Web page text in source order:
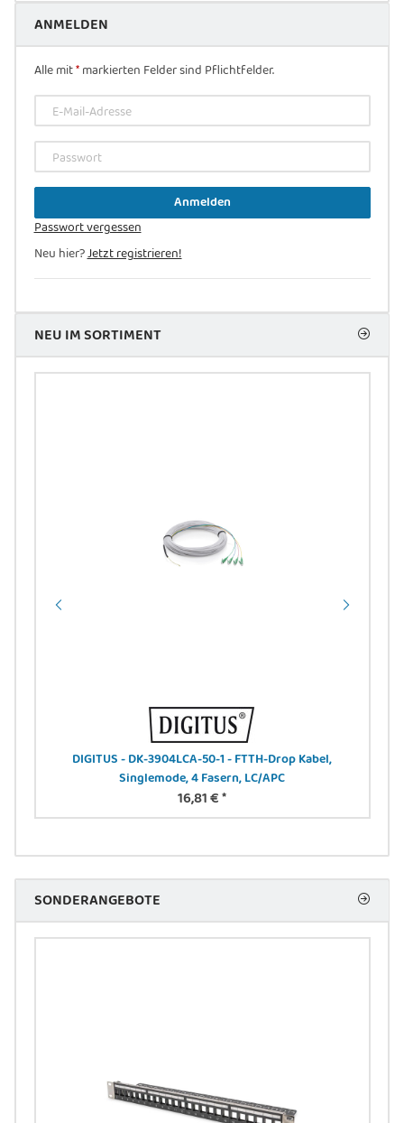
ANMELDEN
Alle mit*markierten Felder sind Pflichtfelder.
E-Mail-Adresse
Passwort
Anmelden
Passwort vergessen
Neu hier?Jetzt registrieren!
NEU IM SORTIMENT
DIGITUS - DK-3904LCA-50-1 - FTTH-Drop Kabel,
Singlemode, 4 Fasern, LC/APC
16,81 €*
SONDERANGEBOTE